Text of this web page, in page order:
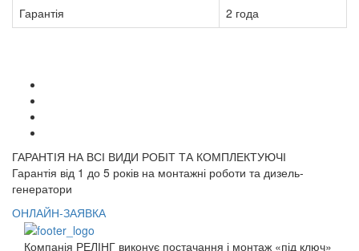
Гарантія
2 года
ГАРАНТІЯ НА ВСІ ВИДИ РОБІТ ТА КОМПЛЕКТУЮЧІ
Гарантія від 1 до 5 років на монтажні роботи та дизель-
генератори
ОНЛАЙН-ЗАЯВКА
Компанія РЕЛІНГ виконує постачання і монтаж «під ключ»